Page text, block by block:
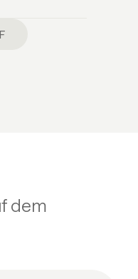
dem